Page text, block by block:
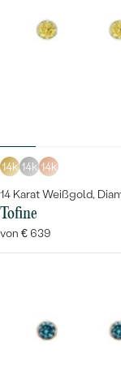
14k 14k 14k
14 Karat Weißgold,
Tofine
von € 639